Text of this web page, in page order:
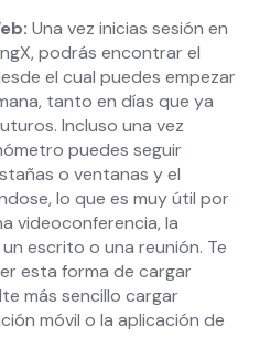
Una vez inicias sesión en
podrás encontrar el
el cual puedes empezar
tanto en días que ya
Incluso una vez
puedes seguir
o ventanas y el
lo que es muy útil por
videoconferencia, la
escrito o una reunión. Te
esta forma de cargar
más sencillo cargar
móvil o la aplicación de